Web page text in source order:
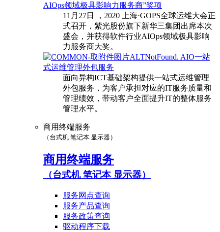
AIOps领域极具影响力服务商”奖项
11月27日 ，2020 上海·GOPS全球运维大会正
式召开，紫光股份旗下新华三集团出席本次
盛会，并获得软件行业AIOps领域极具影响
力服务商大奖。
AIO一站
式运维管理外包服务
面向异构ICT基础架构提供一站式运维管理
外包服务，为客户承担对应的IT服务质量和
管理绩效，带动客户全面提升IT的整体服务
管理水平。
商用终端服务
（台式机 笔记本 显示器）
商用终端服务
（台式机 笔记本 显示器）
服务网点查询
服务产品查询
服务政策查询
驱动程序下载